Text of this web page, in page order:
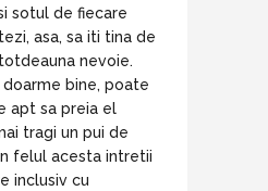
sotul de fiecare
asa, sa iti tina de
nevoie.
doarme bine, poate
apt sa preia el
tragi un pui de
felul acesta intretii
inclusiv cu